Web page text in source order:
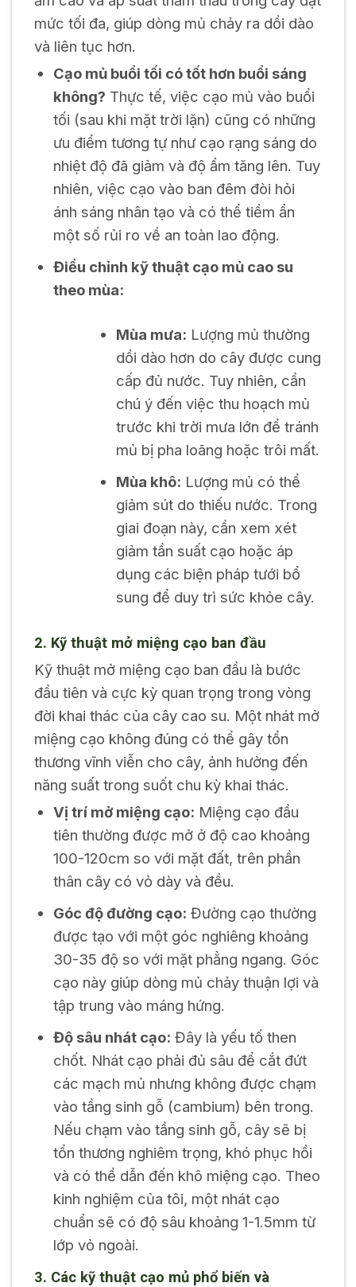
mức tối đa, giúp dòng mủ chảy ra dồi dào
và liên tục hơn.
Cạo mủ buổi tối có tốt hơn buổi sáng
không? Thực tế, việc cạo mủ vào buổi
tối (sau khi mặt trời lặn) cũng có những
ưu điểm tương tự như cạo rạng sáng do
nhiệt độ đã giảm và độ ẩm tăng lên. Tuy
nhiên, việc cạo vào ban đêm đòi hỏi
ánh sáng nhân tạo và có thể tiềm ẩn
một số rủi ro về an toàn lao động.
Điều chỉnh kỹ thuật cạo mủ cao su
theo mùa:
Mùa mưa: Lượng mủ thường
dồi dào hơn do cây được cung
cấp đủ nước. Tuy nhiên, cần
chú ý đến việc thu hoạch mủ
trước khi trời mưa lớn để tránh
mủ bị pha loãng hoặc trôi mất.
Mùa khô: Lượng mủ có thể
giảm sút do thiếu nước. Trong
giai đoạn này, cần xem xét
giảm tần suất cạo hoặc áp
dụng các biện pháp tưới bổ
sung để duy trì sức khỏe cây.
2. Kỹ thuật mở miệng cạo ban đầu
Kỹ thuật mở miệng cạo ban đầu là bước
đầu tiên và cực kỳ quan trọng trong vòng
đời khai thác của cây cao su. Một nhát mở
miệng cạo không đúng có thể gây tổn
thương vĩnh viễn cho cây, ảnh hưởng đến
năng suất trong suốt chu kỳ khai thác.
Vị trí mở miệng cạo: Miệng cạo đầu
tiên thường được mở ở độ cao khoảng
100-120cm so với mặt đất, trên phần
thân cây có vỏ dày và đều.
Góc độ đường cạo: Đường cạo thường
được tạo với một góc nghiêng khoảng
30-35 độ so với mặt phẳng ngang. Góc
cạo này giúp dòng mủ chảy thuận lợi và
tập trung vào máng hứng.
Độ sâu nhát cạo: Đây là yếu tố then
chốt. Nhát cạo phải đủ sâu để cắt đứt
các mạch mủ nhưng không được chạm
vào tầng sinh gỗ (cambium) bên trong.
Nếu chạm vào tầng sinh gỗ, cây sẽ bị
tổn thương nghiêm trọng, khó phục hồi
và có thể dẫn đến khô miệng cạo. Theo
kinh nghiệm của tôi, một nhát cạo
chuẩn sẽ có độ sâu khoảng 1-1.5mm từ
lớp vỏ ngoài.
3. Các kỹ thuật cạo mủ phổ biến và